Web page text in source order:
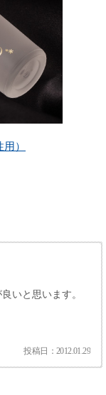
）
いと思います。
投稿日：2012.01.29